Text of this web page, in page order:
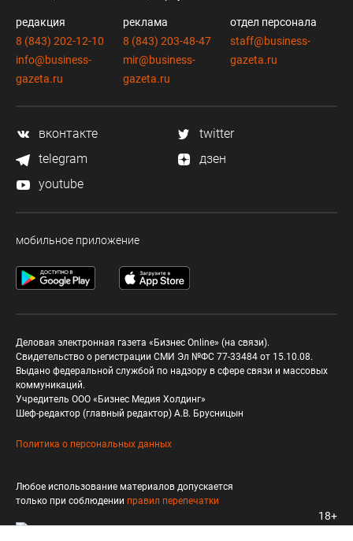
редакция
8 (843) 202-12-10
info@business-
gazeta.ru
реклама
8 (843) 203-48-47
mir@business-
gazeta.ru
отдел персонала
staff@business-
gazeta.ru
вконтакте
twitter
telegram
дзен
youtube
мобильное приложение
Деловая электронная газета «Бизнес Online» (на связи).
Свидетельство о регистрации СМИ Эл №ФС 77-33484 от 15.10.08.
Выдано федеральной службой по надзору в сфере связи и массовых
коммуникаций.
Учредитель ООО «Бизнес Медия Холдинг»
Шеф-редактор (главный редактор) А.В. Брусницын
Политика о персональных данных
Любое использование материалов допускается
только при соблюдении правил перепечатки
18+